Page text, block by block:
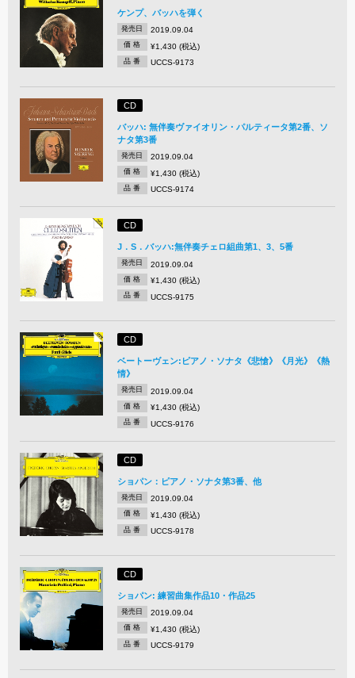
ケンプ、バッハを弾く
発売日 2019.09.04
価 格 ¥1,430 (税込)
品 番 UCCS-9173
CD
バッハ: 無伴奏ヴァイオリン・パルティータ第2番、ソ
ナタ第3番
発売日 2019.09.04
価 格 ¥1,430 (税込)
品 番 UCCS-9174
CD
J．S．バッハ:無伴奏チェロ組曲第1、3、5番
発売日 2019.09.04
価 格 ¥1,430 (税込)
品 番 UCCS-9175
CD
ベートーヴェン:ピアノ・ソナタ《悲愴》《月光》《熱
情》
発売日 2019.09.04
価 格 ¥1,430 (税込)
品 番 UCCS-9176
CD
ショパン：ピアノ・ソナタ第3番、他
発売日 2019.09.04
価 格 ¥1,430 (税込)
品 番 UCCS-9178
CD
ショパン: 練習曲集作品10・作品25
発売日 2019.09.04
価 格 ¥1,430 (税込)
品 番 UCCS-9179